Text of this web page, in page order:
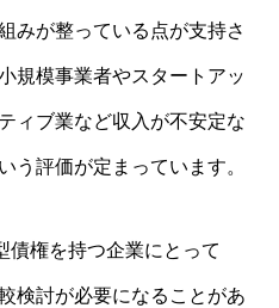
みが整っている点が支持さ
規模事業者やスタートアッ
ィブ業など収入が不安定な
う評価が定まっています。
債権を持つ企業にとって
検討が必要になることがあ